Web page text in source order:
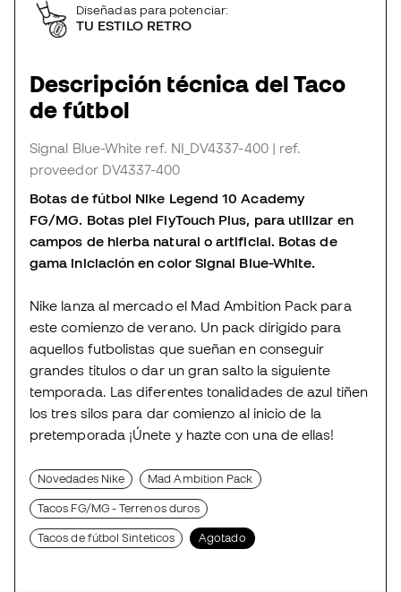
Diseñadas para potenciar:
TU ESTILO RETRO
Descripción técnica del Taco
de fútbol
Signal Blue-White ref. NI_DV4337-400 | ref.
proveedor DV4337-400
Botas de fútbol Nike Legend 10 Academy
FG/MG. Botas piel FlyTouch Plus, para utilizar en
campos de hierba natural o artificial. Botas de
gama iniciación en color Signal Blue-White.
Nike lanza al mercado el Mad Ambition Pack para
este comienzo de verano. Un pack dirigido para
aquellos futbolistas que sueñan en conseguir
grandes titulos o dar un gran salto la siguiente
temporada. Las diferentes tonalidades de azul tiñen
los tres silos para dar comienzo al inicio de la
pretemporada ¡Únete y hazte con una de ellas!
Novedades Nike Mad Ambition Pack
Tacos FG/MG - Terrenos duros
Tacos de fútbol Sinteticos Agotado